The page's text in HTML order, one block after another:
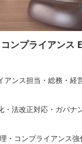
ンプライアンス
アンス担当・総務・経
・法改正対応・ガバナ
・コンプライアンス